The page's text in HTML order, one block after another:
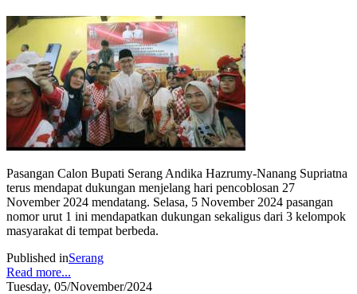
Pasangan Calon Bupati Serang Andika Hazrumy-Nanang Supriatna
terus mendapat dukungan menjelang hari pencoblosan 27
November 2024 mendatang. Selasa, 5 November 2024 pasangan
nomor urut 1 ini mendapatkan dukungan sekaligus dari 3 kelompok
masyarakat di tempat berbeda.
Published inSerang
Read more...
Tuesday, 05/November/2024